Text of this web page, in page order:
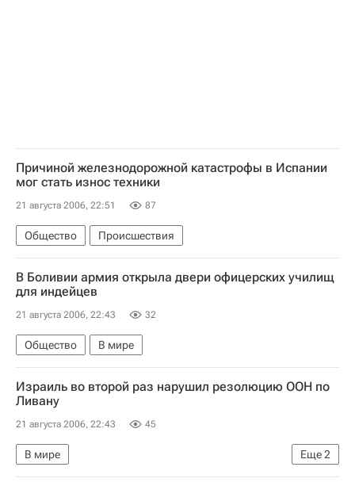
Причиной железнодорожной катастрофы в Испании
мог стать износ техники
21 августа 2006, 22:51 87
Общество Происшествия
В Боливии армия открыла двери офицерских училищ
для индейцев
21 августа 2006, 22:43 32
Общество В мире
Израиль во второй раз нарушил резолюцию ООН по
Ливану
21 августа 2006, 22:43 45
Еще2
В мире
СБ ООН принял резолюцию об урегулировании конфликта на юге Ливана